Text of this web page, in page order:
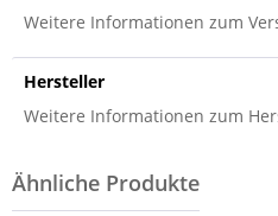
Weitere Informationen zum
Hersteller
Weitere Informationen zum